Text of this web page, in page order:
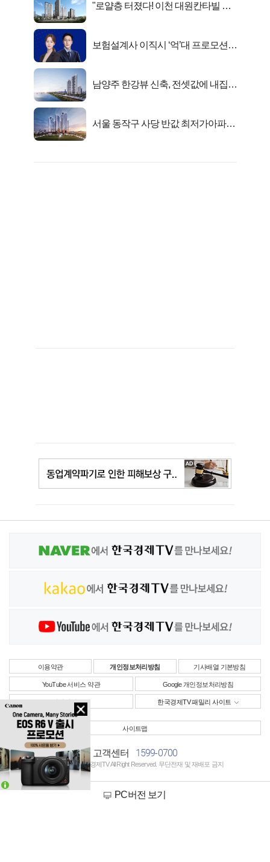
"로얄층 터졌다! 이천 대원칸타빌 잔
보험설계사 이직시 ‘억’대 프로모션!
남양주 한강뷰 신축, 전셋값에 내집마
서울 동작구 사당 반값 최저가아파트
이용약관 개인정보처리방침 기사배열 기본방침
YouTube 서비스 약관 Google 개인정보처리방침
사업자정보 한국경제TV 패밀리 사이트
사이트맵
고객센터 1599-0700
Copyright © 한국경제TV All Right Reserved. 무단전재 및 재배포 금지
PC버전 보기